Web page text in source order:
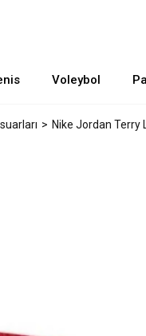
Voleybol
Nike Jordan Terry